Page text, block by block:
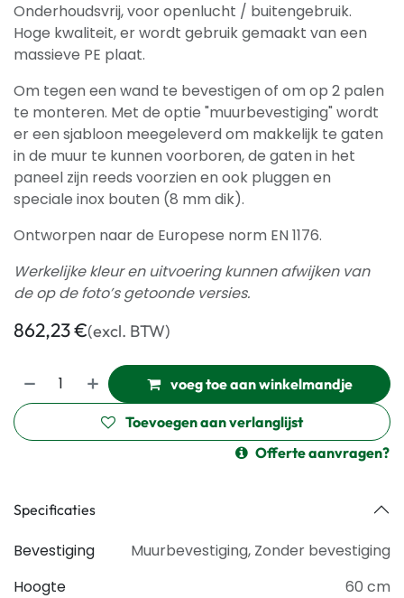
Onderhoudsvrij, voor openlucht / buitengebruik.
Hoge kwaliteit, er wordt gebruik gemaakt van een
massieve PE plaat.
Om tegen een wand te bevestigen of om op 2 palen
te monteren. Met de optie "muurbevestiging" wordt
er een sjabloon meegeleverd om makkelijk te gaten
in de muur te kunnen voorboren, de gaten in het
paneel zijn reeds voorzien en ook pluggen en
speciale inox bouten (8 mm dik).
Ontworpen naar de Europese norm EN 1176.
Werkelijke kleur en uitvoering kunnen afwijken van
de op de foto’s getoonde versies.
862,23€(excl. BTW)
voeg toe aan winkelmandje
Toevoegen aan verlanglijst
Offerte aanvragen?
Specificaties
Bevestiging Muurbevestiging, Zonder bevestiging
Hoogte
60 cm